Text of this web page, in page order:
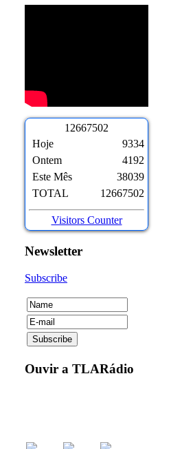
12667502
Hoje
Ontem
Este Mês
TOTAL
9334
4192
38039
12667502
Visitors Counter
Newsletter
Subscribe
Ouvir a TLARádio